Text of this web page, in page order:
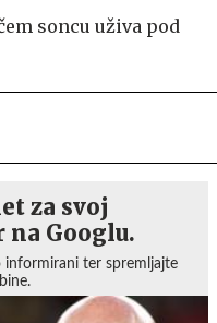
soncu uživa pod
za svoj
Googlu.
informirani ter spremljajte